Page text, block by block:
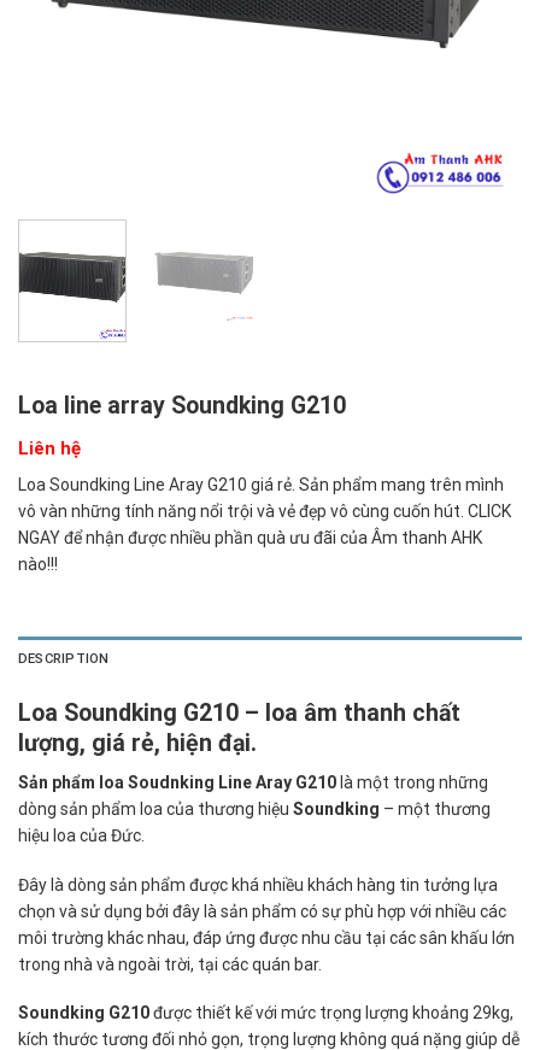
Loa line array Soundking G210
Liên hệ
Loa Soundking Line Aray G210 giá rẻ. Sản phẩm mang trên mình
vô vàn những tính năng nổi trội và vẻ đẹp vô cùng cuốn hút. CLICK
NGAY để nhận được nhiều phần quà ưu đãi của Âm thanh AHK
nào!!!
DESCRIPTION
Loa Soundking G210 – loa âm thanh chất
lượng, giá rẻ, hiện đại.
Sản phẩm loa Soudnking Line Aray G210 là một trong những
dòng sản phẩm loa của thương hiệu Soundking – một thương
hiệu loa của Đức.
Đây là dòng sản phẩm được khá nhiều khách hàng tin tưởng lựa
chọn và sử dụng bởi đây là sản phẩm có sự phù hợp với nhiều các
môi trường khác nhau, đáp ứng được nhu cầu tại các sân khấu lớn
trong nhà và ngoài trời, tại các quán bar.
Soundking G210được thiết kế với mức trọng lượng khoảng 29kg,
kích thước tương đối nhỏ gọn, trọng lượng không quá nặng giúp dễ